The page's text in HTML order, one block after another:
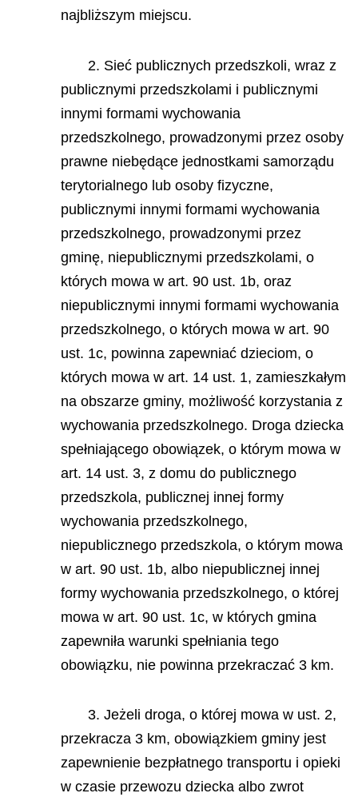
najbliższym miejscu.
2. Sieć publicznych przedszkoli, wraz z
publicznymi przedszkolami i publicznymi
innymi formami wychowania
przedszkolnego, prowadzonymi przez osoby
prawne niebędące jednostkami samorządu
terytorialnego lub osoby fizyczne,
publicznymi innymi formami wychowania
przedszkolnego, prowadzonymi przez
gminę, niepublicznymi przedszkolami, o
których mowa w art. 90 ust. 1b, oraz
niepublicznymi innymi formami wychowania
przedszkolnego, o których mowa w art. 90
ust. 1c, powinna zapewniać dzieciom, o
których mowa w art. 14 ust. 1, zamieszkałym
na obszarze gminy, możliwość korzystania z
wychowania przedszkolnego. Droga dziecka
spełniającego obowiązek, o którym mowa w
art. 14 ust. 3, z domu do publicznego
przedszkola, publicznej innej formy
wychowania przedszkolnego,
niepublicznego przedszkola, o którym mowa
w art. 90 ust. 1b, albo niepublicznej innej
formy wychowania przedszkolnego, o której
mowa w art. 90 ust. 1c, w których gmina
zapewniła warunki spełniania tego
obowiązku, nie powinna przekraczać 3 km.
3. Jeżeli droga, o której mowa w ust. 2,
przekracza 3 km, obowiązkiem gminy jest
zapewnienie bezpłatnego transportu i opieki
w czasie przewozu dziecka albo zwrot